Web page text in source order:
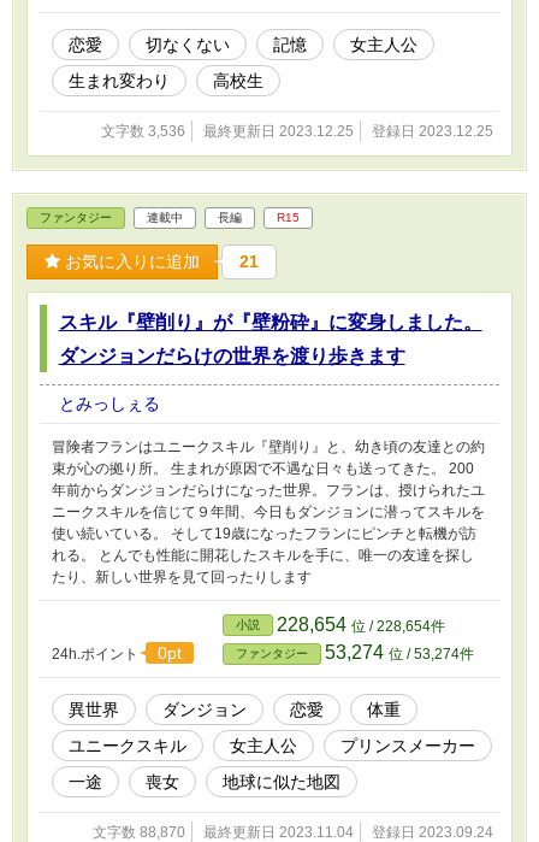
恋愛 切なくない 記憶
女主人公
生まれ変わり
高校生
文字数 3,536 最終更新日 2023.12.25 登録日 2023.12.25
ファンタジー 連載中 長編 R15
お気に入りに追加 21
スキル『壁削り』が『壁粉砕』に変身しました。
ダンジョンだらけの世界を渡り歩きます
とみっしぇる
冒険者フランはユニークスキル『壁削り』と、幼き頃の友達との約
束が心の拠り所。 生まれが原因で不遇な日々も送ってきた。 200
年前からダンジョンだらけになった世界。フランは、授けられたユ
ニークスキルを信じて９年間、今日もダンジョンに潜ってスキルを
使い続いている。 そして19歳になったフランにピンチと転機が訪
れる。 とんでも性能に開花したスキルを手に、唯一の友達を探し
たり、新しい世界を見て回ったりします
24h.ポイント 0pt
小説 228,654 位 / 228,654件
ファンタジー 53,274 位 / 53,274件
異世界 ダンジョン 恋愛
体重
ユニークスキル
女主人公
プリンスメーカー
一途
喪女 地球に似た地図
文字数 88,870 最終更新日 2023.11.04 登録日 2023.09.24